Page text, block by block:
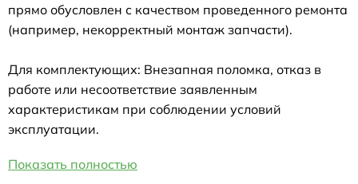
прямо обусловлен с качеством проведенного ремонта
(например, некорректный монтаж запчасти).
Для комплектующих: Внезапная поломка, отказ в
работе или несоответствие заявленным
характеристикам при соблюдении условий
эксплуатации.
Показать полностью